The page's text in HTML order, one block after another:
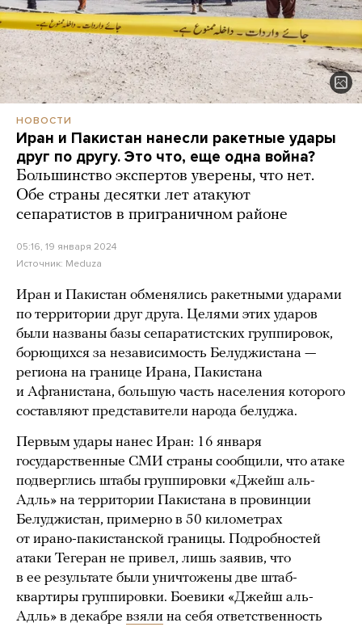
НОВОСТИ
Иран и Пакистан нанесли ракетные удары
друг по другу. Это что, еще одна война?
Большинство экспертов уверены, что нет.
Обе страны десятки лет атакуют
сепаратистов в приграничном районе
05:16, 19 января 2024
Источник: Meduza
Иран и Пакистан обменялись ракетными ударами
по территории друг друга. Целями этих ударов
были названы базы сепаратистских группировок,
борющихся за независимость Белуджистана —
региона на границе Ирана, Пакистана
и Афганистана, большую часть населения которого
составляют представители народа белуджа.
Первым удары нанес Иран: 16 января
государственные СМИ страны сообщили, что атаке
подверглись штабы группировки «Джейш аль-
Адль» на территории Пакистана в провинции
Белуджистан, примерно в 50 километрах
от ирано-пакистанской границы. Подробностей
атаки Тегеран не привел, лишь заявив, что
в ее результате были уничтожены две штаб-
квартиры группировки. Боевики «Джейш аль-
Адль» в декабре взяли на себя ответственность